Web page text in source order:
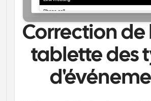
Correction de
tablette des